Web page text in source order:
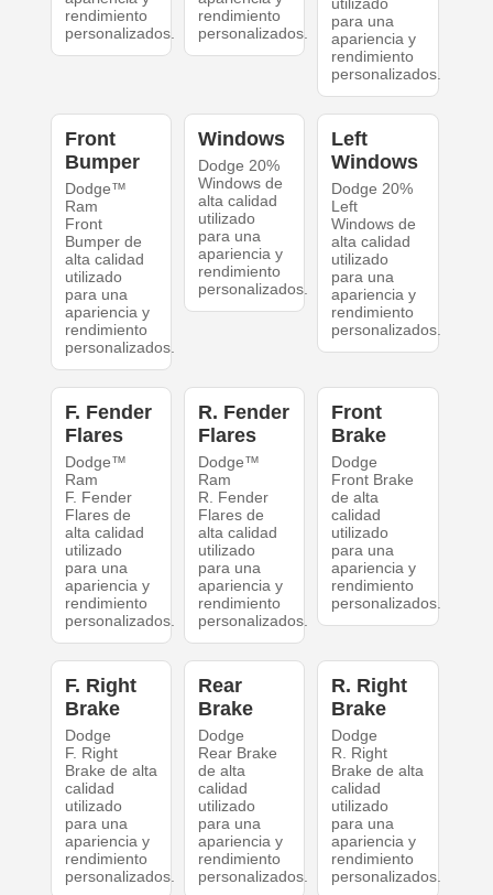
rendimiento
personalizados.
rendimiento
personalizados.
utilizado
para una
apariencia y
rendimiento
personalizados.
Front
Bumper
Dodge™
Ram
Front
Bumper de
alta calidad
utilizado
para una
apariencia y
rendimiento
personalizados.
Windows
Dodge 20%
Windows de
alta calidad
utilizado
para una
apariencia y
rendimiento
personalizados.
Left
Windows
Dodge 20%
Left
Windows de
alta calidad
utilizado
para una
apariencia y
rendimiento
personalizados.
F. Fender
Flares
Dodge™
Ram
F. Fender
Flares de
alta calidad
utilizado
para una
apariencia y
rendimiento
personalizados.
R. Fender
Flares
Dodge™
Ram
R. Fender
Flares de
alta calidad
utilizado
para una
apariencia y
rendimiento
personalizados.
Front
Brake
Dodge
Front Brake
de alta
calidad
utilizado
para una
apariencia y
rendimiento
personalizados.
F. Right
Brake
Dodge
F. Right
Brake de alta
calidad
utilizado
para una
apariencia y
rendimiento
personalizados.
Rear
Brake
Dodge
Rear Brake
de alta
calidad
utilizado
para una
apariencia y
rendimiento
personalizados.
R. Right
Brake
Dodge
R. Right
Brake de alta
calidad
utilizado
para una
apariencia y
rendimiento
personalizados.